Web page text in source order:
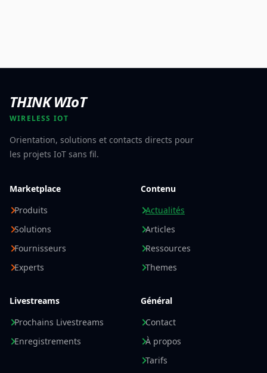
THINK WIoT
WIRELESS IOT
Orientation, solutions et contacts directs pour
les projets IoT sans fil.
Marketplace
Produits
Solutions
Fournisseurs
Experts
Contenu
Actualités
Articles
Ressources
Themes
Livestreams
Prochains Livestreams
Enregistrements
Général
Contact
À propos
Tarifs